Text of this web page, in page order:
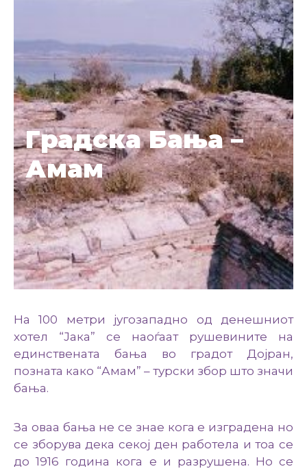
Градска Бања –
Амам
На 100 метри југозападно од денешниот
хотел “Јака” се наоѓаат рушевините на
единствената бања во градот Дојран,
позната како “Амам” – турски збор што значи
бања.
За оваа бања не се знае кога е изградена но
се зборува дека секој ден работела и тоа се
до 1916 година кога е и разрушена. Но се